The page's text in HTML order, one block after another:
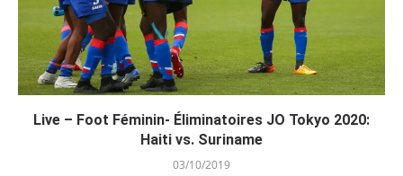
Live – Foot Féminin- Éliminatoires JO Tokyo 2020:
Haiti vs. Suriname
03/10/2019